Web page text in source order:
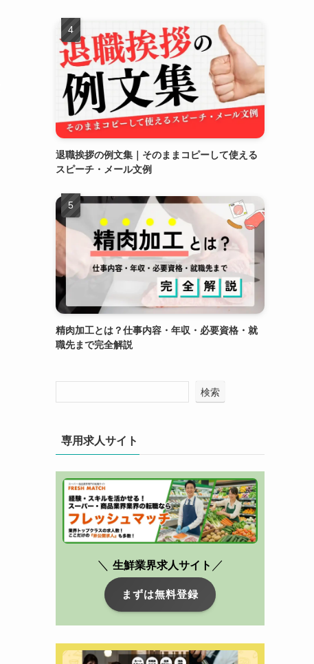
退職挨拶の例文集｜そのままコピーして使える
スピーチ・メール文例
精肉加工とは？仕事内容・年収・必要資格・就
職先まで完全解説
検索
専用求人サイト
＼ 生鮮業界求人サイト ／
まずは無料登録